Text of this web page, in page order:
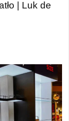
| Luk de